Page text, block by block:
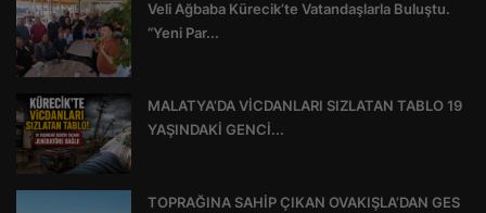
Veli Ağbaba Kürecik’te Vatandaşlarla Buluştu.
“Yeni Par...
MALATYA’DA VİCDANLARI SIZLATAN TABLO 19
YAŞINDAKİ GENCİ...
TOPRAĞINA SAHİP ÇIKAN OVAKIŞLA’DAN GES